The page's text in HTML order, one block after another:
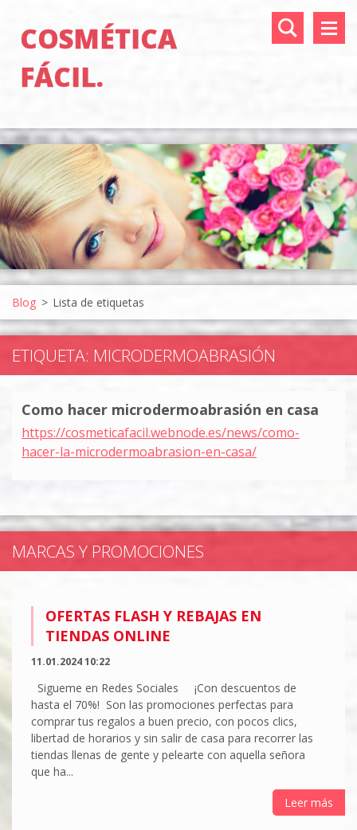
COSMÉTICA
FÁCIL.
Blog > Lista de etiquetas
ETIQUETA: MICRODERMOABRASIÓN
Como hacer microdermoabrasión en casa
https://cosmeticafacil.webnode.es/news/como-
hacer-la-microdermoabrasion-en-casa/
MARCAS Y PROMOCIONES
OFERTAS FLASH Y REBAJAS EN
TIENDAS ONLINE
11.01.2024 10:22
Sigueme en Redes Sociales ¡Con descuentos de
hasta el 70%! Son las promociones perfectas para
comprar tus regalos a buen precio, con pocos clics,
libertad de horarios y sin salir de casa para recorrer las
tiendas llenas de gente y pelearte con aquella señora
que ha...
Leer más